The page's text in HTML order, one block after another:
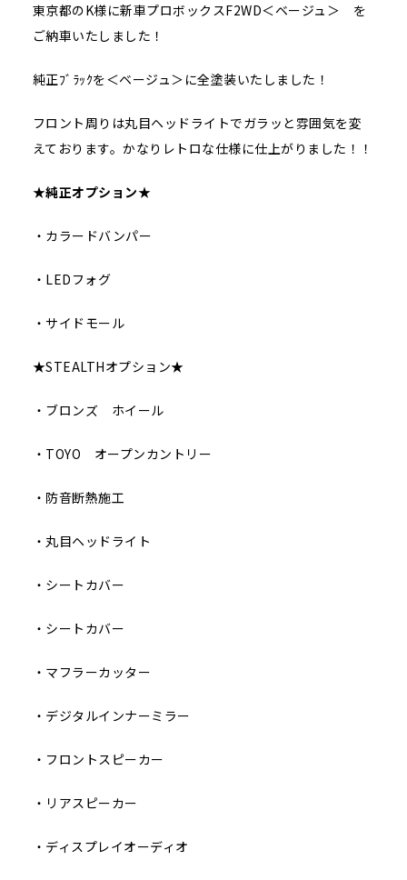
東京都のK様に新車プロボックスF2WD＜ベージュ＞ を
ご納車いたしました！
純正ﾌﾞﾗｯｸを＜ベージュ＞に全塗装いたしました！
フロント周りは丸目ヘッドライトでガラッと雰囲気を変
えております。かなりレトロな仕様に仕上がりました！！
★純正オプション★
・カラードバンパー
・LEDフォグ
・サイドモール
★STEALTHオプション★
・ブロンズ ホイール
・TOYO オープンカントリー
・防音断熱施工
・丸目ヘッドライト
・シートカバー
・シートカバー
・マフラーカッター
・デジタルインナーミラー
・フロントスピーカー
・リアスピーカー
・ディスプレイオーディオ